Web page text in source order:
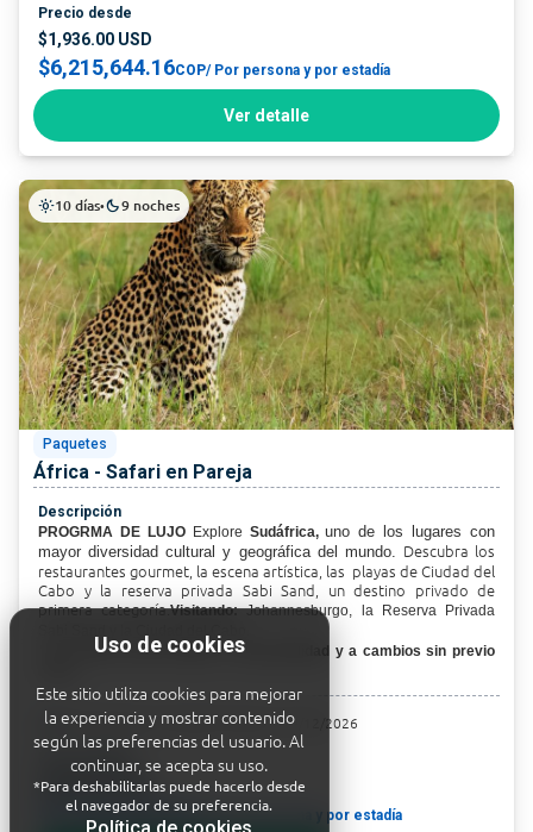
Precio desde
$1,936.00 USD
$6,215,644.16COP/ Por persona y por estadía
Ver detalle
light_mode10 días•dark_mode9 noches
Paquetes
África - Safari en Pareja
Descripción
PROGRMA DE LUJO Explore Sudáfrica,uno de los lugares con
mayor diversidad cultural y geográfica del mundo. Descubra los
restaurantes gourmet, la escena artística, las playas de Ciudad del
Cabo y la reserva privada Sabi Sand, un destino privado de
primera categoría.Visitando:Johannesburgo, la Reserva Privada
*Las tarifas están sujetas a disponibilidad y a cambios sin previo
todayViaje desde el 01/04/2026 hasta el 19/12/2026
Precio desde
$8,595.00 USD
$27,594,763.20 COP / Por persona y por estadía
Uso de cookies
Este sitio utiliza cookies para mejorar
la experiencia y mostrar contenido
según las preferencias del usuario. Al
continuar, se acepta su uso.
*Para deshabilitarlas puede hacerlo desde
el navegador de su preferencia.